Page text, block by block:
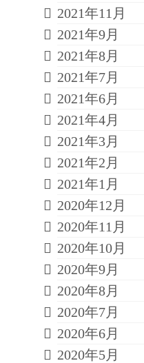
2021年11月
2021年9月
2021年8月
2021年7月
2021年6月
2021年4月
2021年3月
2021年2月
2021年1月
2020年12月
2020年11月
2020年10月
2020年9月
2020年8月
2020年7月
2020年6月
2020年5月